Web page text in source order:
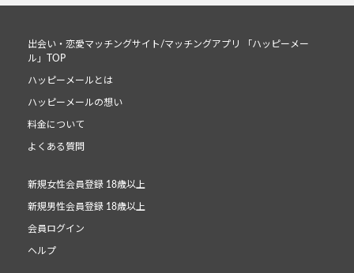
出会い・恋愛マッチングサイト/マッチングアプリ 「ハッピーメー
ル」TOP
ハッピーメールとは
ハッピーメールの想い
料金について
よくある質問
新規女性会員登録 18歳以上
新規男性会員登録 18歳以上
会員ログイン
ヘルプ